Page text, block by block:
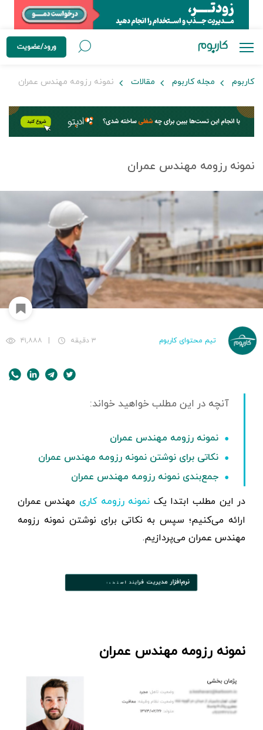
ورود/عضویت
کاربوم مجله کاربوم مقالات نمونه رزومه مهندس عمران
نمونه رزومه مهندس عمران
تیم محتوای کاربوم ۳ دقیقه ۴۱,۸۸۸
نمونه رزومه مهندس عمران
نکاتی برای نوشتن نمونه رزومه مهندس عمران
جمع‌بندی نمونه رزومه مهندس عمران
در این مطلب ابتدا یک نمونه رزومه کاری مهندس عمران
ارائه می‌کنیم؛ سپس به نکاتی برای نوشتن نمونه رزومه
مهندس عمران می‌پردازیم.
نمونه رزومه مهندس عمران